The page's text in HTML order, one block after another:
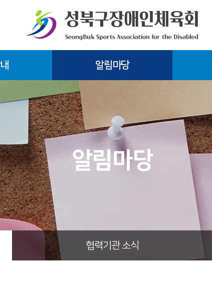
알림마당
알림마당
협력기관 소식